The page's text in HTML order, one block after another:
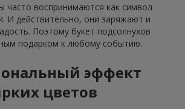
часто воспринимаются как символ
И действительно, они заряжают и
Поэтому букет подсолнухов
подарком к любому событию.
эффект
цветов